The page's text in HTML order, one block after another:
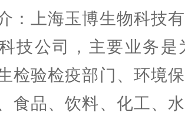
：上海玉博生物科技
技公司，主要业务
检验检疫部门、环境
食品、饮料、化工、